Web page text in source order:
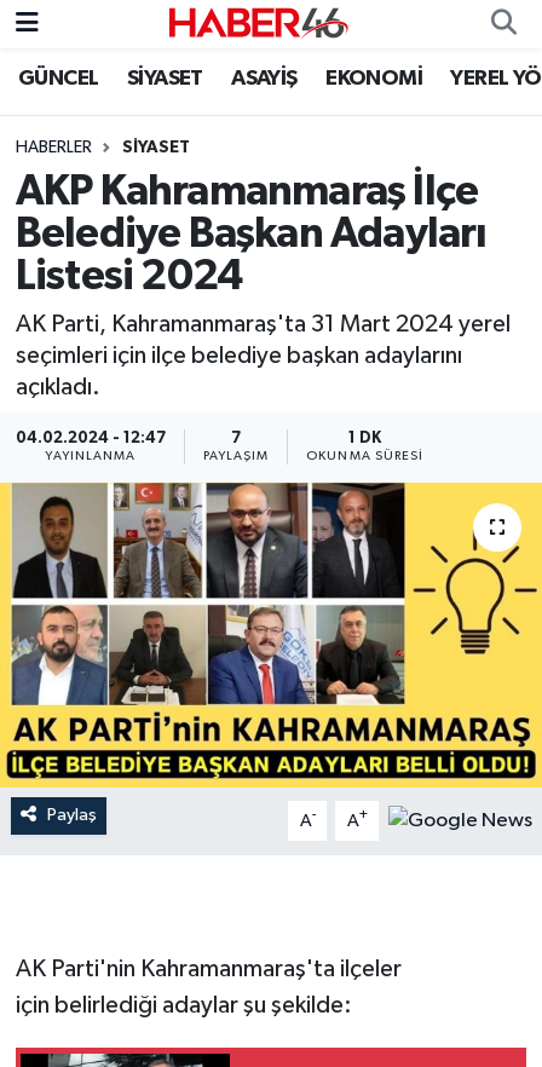
GÜNCEL SİYASET ASAYİŞ EKONOMİ YEREL
HABERLER SİYASET
AKP Kahramanmaraş İlçe
Belediye Başkan Adayları
Listesi 2024
AK Parti, Kahramanmaraş'ta 31 Mart 2024 yerel
seçimleri için ilçe belediye başkan adaylarını
açıkladı.
04.02.2024 - 12:47
YAYINLANMA
7
PAYLAŞIM
1 DK
OKUNMA SÜRESI
Paylaş A- A+
AK Parti'nin Kahramanmaraş'ta ilçeler
için belirlediği adaylar şu şekilde:
GÜNCEL
SİYASET
EKONOMİ
SPOR
YAŞAM
TEKNOLOJİ
SAĞLIK
EĞİTİM
İLÇE HABERLERİ
KÜLTÜR-SANAT
KSÜ
DÜNYA
ROPORTAJ
KADIN-AİLE
YEREL YÖNETİM
Nöbetçi Eczaneler
Hava Durumu
Kahramanmaraş Namaz Vakitleri
Trafik Durumu
Süper Lig Puan Durumu ve Fikstür
Tüm Manşetler
Son Dakika Haberleri
Haber Arşivi